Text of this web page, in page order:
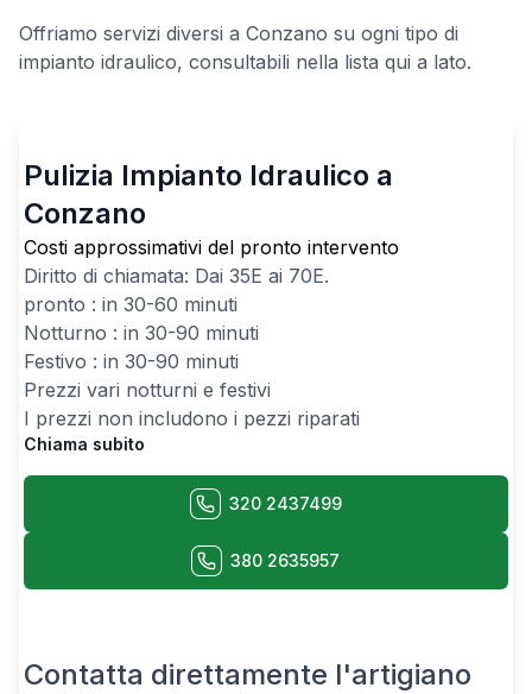
Offriamo servizi diversi a Conzano su ogni tipo di
impianto idraulico, consultabili nella lista qui a lato.
Pulizia Impianto Idraulico a
Conzano
Costi approssimativi del pronto intervento
Diritto di chiamata: Dai 35E ai 70E.
pronto : in 30-60 minuti
Notturno : in 30-90 minuti
Festivo : in 30-90 minuti
Prezzi vari notturni e festivi
I prezzi non includono i pezzi riparati
Chiama subito
320 2437499
380 2635957
Contatta direttamente l'artigiano